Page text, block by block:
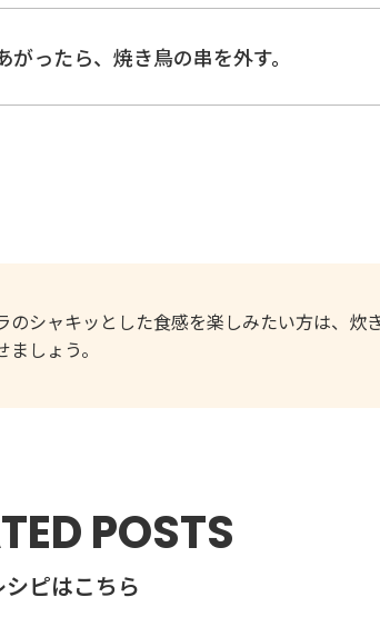
がったら、焼き鳥の串を外す。
のシャキッとした食感を楽しみたい方は、炊
しょう。
POSTS
ピはこちら